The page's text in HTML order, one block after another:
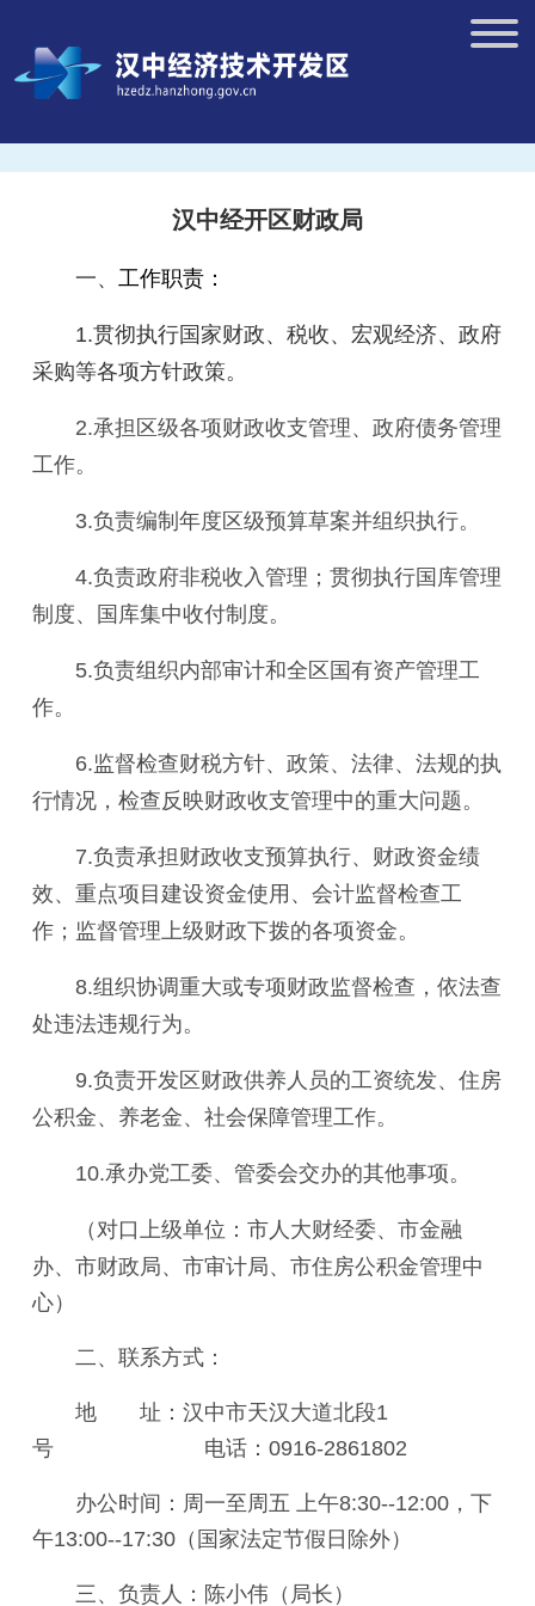
汉中经开区财政局
一、 工作职责：
1.贯彻执行国家财政、税收、宏观经济、政府
采购等各项方针政策。
2.承担区级各项财政收支管理、政府债务管理
工作。
3.负责编制年度区级预算草案并组织执行。
4.负责政府非税收入管理；贯彻执行国库管理
制度、国库集中收付制度。
5.负责组织内部审计和全区国有资产管理工
作。
6.监督检查财税方针、政策、法律、法规的执
行情况，检查反映财政收支管理中的重大问题。
7.负责承担财政收支预算执行、财政资金绩
效、重点项目建设资金使用、会计监督检查工
作；监督管理上级财政下拨的各项资金。
8.组织协调重大或专项财政监督检查，依法查
处违法违规行为。
9.负责开发区财政供养人员的工资统发、住房
公积金、养老金、社会保障管理工作。
10.承办党工委、管委会交办的其他事项。
（对口上级单位：市人 大财经委、市金融
办、市财政局、市审计局、市住房公积金管理中
心）
二、联系方式：
地 址：汉中市天汉大道北段1
号 电话：0916-2861802
办公时间：周一至周五 上午8:30--12:00，下
午13:00--17:30（国家法定节假日除外）
三、负责人：陈小伟（局长）